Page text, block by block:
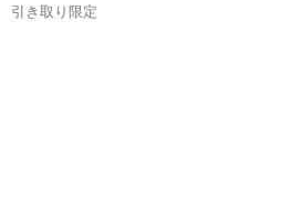
引き取り限定